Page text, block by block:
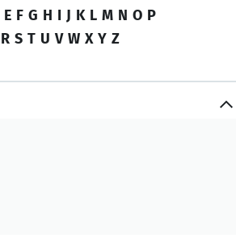
E F G H I J K L M N O P
R S T U V W X Y Z